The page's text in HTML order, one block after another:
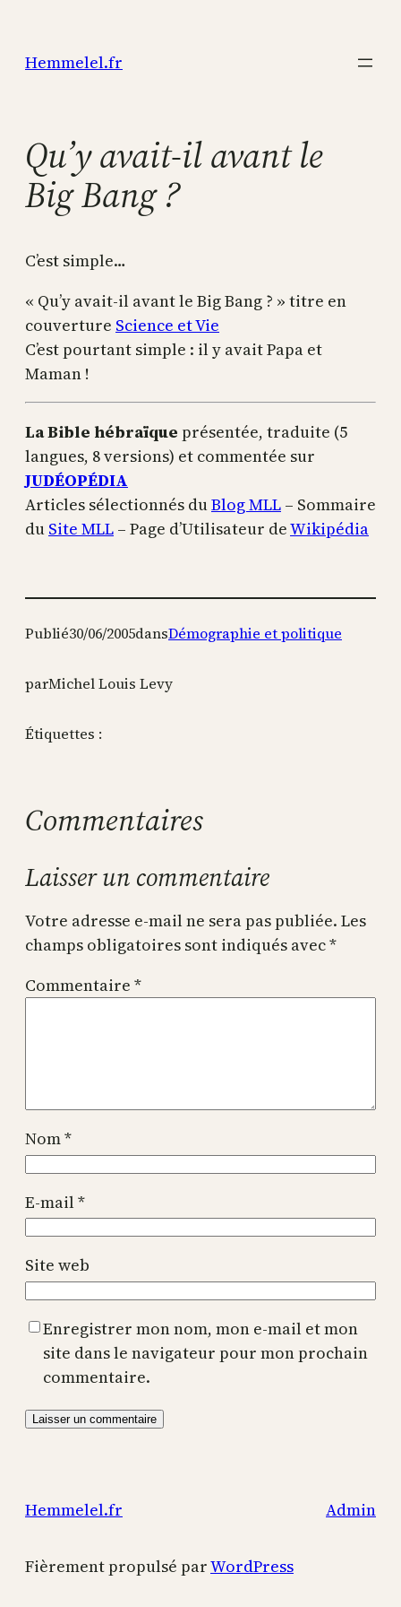
contenu
Hemmelel.fr
Qu’y avait-il avant le
Big Bang ?
C’est simple…
« Qu’y avait-il avant le Big Bang ? » titre en
couverture Science et Vie
C’est pourtant simple : il y avait Papa et
Maman !
La Bible hébraïque présentée, traduite (5
langues, 8 versions) et commentée sur
JUDÉOPÉDIA
Articles sélectionnés duBlog MLL – Sommaire
du Site MLL – Page d’Utilisateur deWikipédia
Publié30/06/2005dansDémographie et politique
parMichel Louis Levy
Étiquettes :
Commentaires
Laisser un commentaire
Votre adresse e-mail ne sera pas publiée. Les
champs obligatoires sont indiqués avec*
Commentaire *
Nom*
E-mail*
Site web
Enregistrer mon nom, mon e-mail et mon
site dans le navigateur pour mon prochain
commentaire.
Hemmelel.fr Admin
Fièrement propulsé parWordPress